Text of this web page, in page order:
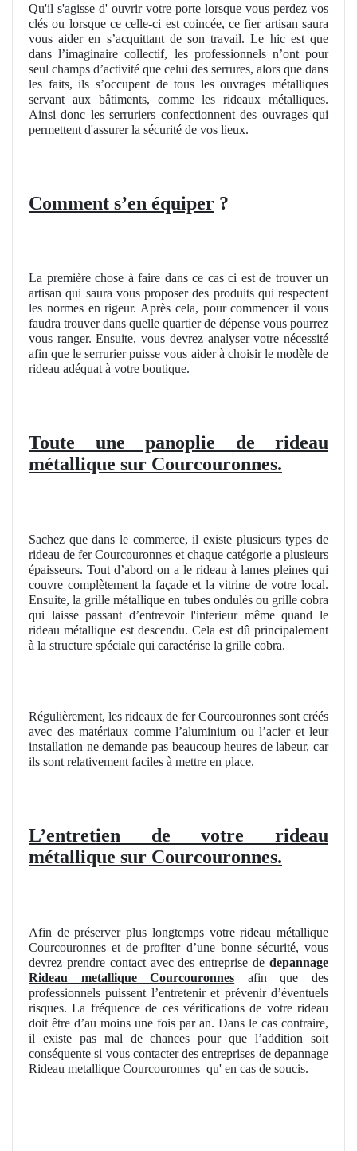
Qu'il s'agisse d' ouvrir votre porte lorsque vous perdez vos
clés ou lorsque ce celle-ci est coincée, ce fier artisan saura
vous aider en s’acquittant de son travail. Le hic est que
dans l’imaginaire collectif, les professionnels n’ont pour
seul champs d’activité que celui des serrures, alors que dans
les faits, ils s’occupent de tous les ouvrages métalliques
servant aux bâtiments, comme les rideaux métalliques.
Ainsi donc les serruriers confectionnent des ouvrages qui
permettent d'assurer la sécurité de vos lieux.
Comment s’en équiper ?
La première chose à faire dans ce cas ci est de trouver un
artisan qui saura vous proposer des produits qui respectent
les normes en rigeur. Après cela, pour commencer il vous
faudra trouver dans quelle quartier de dépense vous pourrez
vous ranger. Ensuite, vous devrez analyser votre nécessité
afin que le serrurier puisse vous aider à choisir le modèle de
rideau adéquat à votre boutique.
Toute une panoplie de rideau
métallique sur Courcouronnes.
Sachez que dans le commerce, il existe plusieurs types de
rideau de fer Courcouronnes et chaque catégorie a plusieurs
épaisseurs. Tout d’abord on a le rideau à lames pleines qui
couvre complètement la façade et la vitrine de votre local.
Ensuite, la grille métallique en tubes ondulés ou grille cobra
qui laisse passant d’entrevoir l'interieur même quand le
rideau métallique est descendu. Cela est dû principalement
à la structure spéciale qui caractérise la grille cobra.
Régulièrement, les rideaux de fer Courcouronnes sont créés
avec des matériaux comme l’aluminium ou l’acier et leur
installation ne demande pas beaucoup heures de labeur, car
ils sont relativement faciles à mettre en place.
L’entretien de votre rideau
métallique sur Courcouronnes.
Afin de préserver plus longtemps votre rideau métallique
Courcouronnes et de profiter d’une bonne sécurité, vous
devrez prendre contact avec des entreprise de depannage
Rideau metallique Courcouronnes afin que des
professionnels puissent l’entretenir et prévenir d’éventuels
risques. La fréquence de ces vérifications de votre rideau
doit être d’au moins une fois par an. Dans le cas contraire,
il existe pas mal de chances pour que l’addition soit
conséquente si vous contacter des entreprises de depannage
Rideau metallique Courcouronnes qu' en cas de soucis.